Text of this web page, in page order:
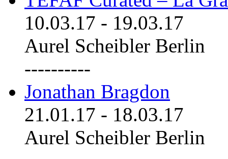
10.03.17 - 19.03.17
Aurel Scheibler Berlin
----------
Jonathan Bragdon
21.01.17 - 18.03.17
Aurel Scheibler Berlin